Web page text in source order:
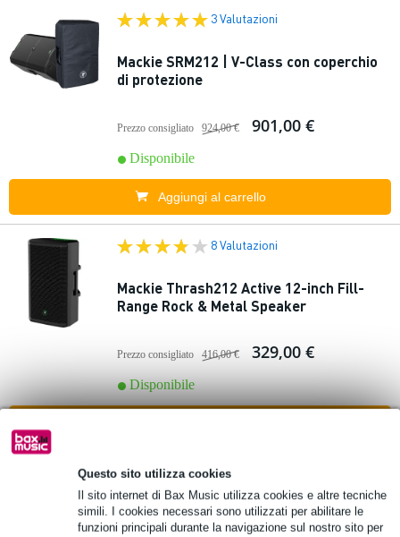
Questo sito utilizza cookies
Il sito internet di Bax Music utilizza cookies e altre tecniche
simili. I cookies necessari sono utilizzati per abilitare le
funzioni principali durante la navigazione sul nostro sito per
3 Valutazioni
Mackie SRM212 | V-Class con coperchio
di protezione
Prezzo consigliato 924,00 € 901,00 €
Disponibile
Aggiungi al carrello
8 Valutazioni
Mackie Thrash212 Active 12-inch Fill-
Range Rock & Metal Speaker
Prezzo consigliato 416,00 € 329,00 €
Disponibile
2 Valutazioni
Mackie DRM315 gamma completa attiva
da 15 pollici